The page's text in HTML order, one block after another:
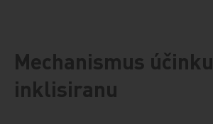
Mechanismus účinku
inklisiranu